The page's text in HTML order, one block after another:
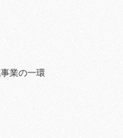
業の一環